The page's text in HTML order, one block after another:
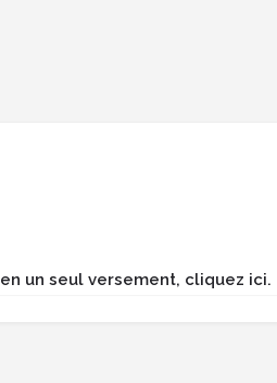
en un seul versement, cliquez ici.